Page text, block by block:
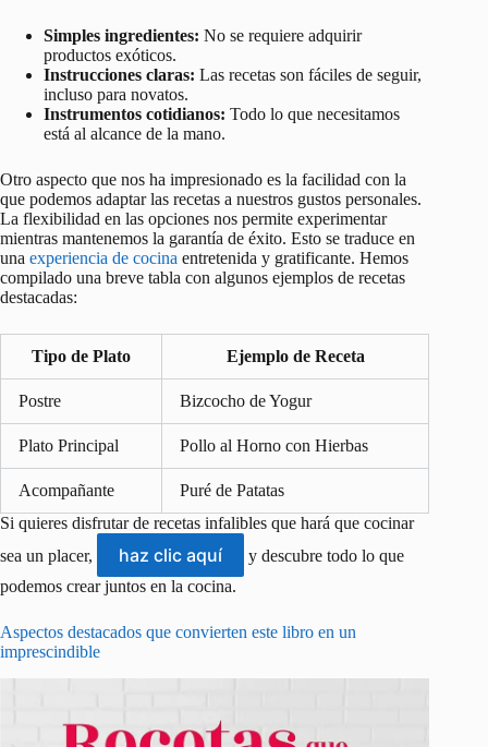
Simples ingredientes: No se requiere adquirir
productos exóticos.
Instrucciones claras: Las recetas son fáciles de seguir,
incluso para novatos.
Instrumentos cotidianos: Todo lo que necesitamos
está al alcance de la mano.
Otro aspecto que nos ha impresionado es la facilidad con la
que podemos adaptar las recetas a nuestros gustos personales.
La flexibilidad en las opciones nos permite experimentar
mientras mantenemos la garantía de éxito. Esto se traduce en
una experiencia de cocina entretenida y gratificante. Hemos
compilado una breve tabla con algunos ejemplos de recetas
destacadas:
Tipo de Plato Ejemplo de Receta
Postre Bizcocho de Yogur
Plato Principal Pollo al Horno con Hierbas
Acompañante
Puré de Patatas
Si quieres disfrutar de recetas infalibles que hará que cocinar
sea un placer,
haz clic aquí
y descubre todo lo que
podemos crear juntos en la cocina.
Aspectos destacados que convierten este libro en un
imprescindible